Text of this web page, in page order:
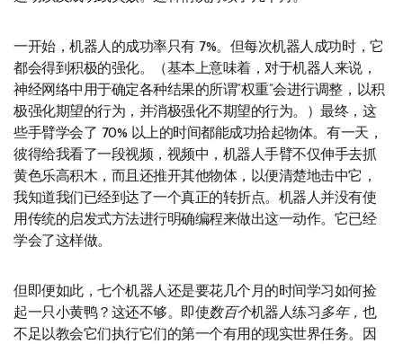
一开始，机器人的成功率只有 7%。但每次机器人成功时，它
都会得到积极的强化。（基本上意味着，对于机器人来说，
神经网络中用于确定各种结果的所谓“权重”会进行调整，以积
极强化期望的行为，并消极强化不期望的行为。）最终，这
些手臂学会了 70% 以上的时间都能成功拾起物体。有一天，
彼得给我看了一段视频，视频中，机器人手臂不仅伸手去抓
黄色乐高积木，而且还推开其他物体，以便清楚地击中它，
我知道我们已经到达了一个真正的转折点。机器人并没有使
用传统的启发式方法进行明确编程来做出这一动作。它已经
学会了这样做。
但即便如此，七个机器人还是要花几个月的时间学习如何捡
起一只小黄鸭？这还不够。即使数百个机器人练习 多年，也
不足以教会它们执行它们的第一个有用的现实世界任务。因